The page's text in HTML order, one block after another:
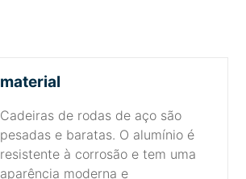
material
Cadeiras de rodas de aço são
pesadas e baratas. O alumínio é
resistente à corrosão e tem uma
aparência moderna e